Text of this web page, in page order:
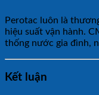
Perotac luôn là
hiệu suất vận hành.
thống nước gia đình,
Kết luận